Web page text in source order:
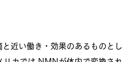
と近い働き・効果のあるものと